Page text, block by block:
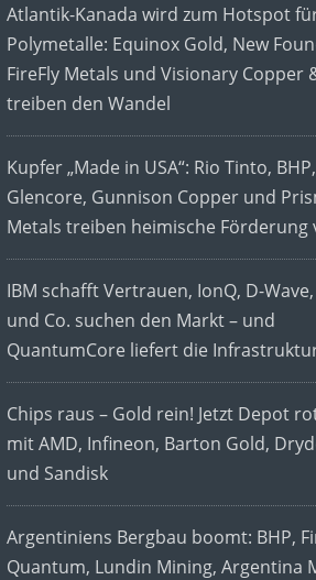
Atlantik-Kanada wird zum Hotspot
Polymetalle: Equinox Gold, New
FireFly Metals und Visionary Copper
treiben den Wandel
Kupfer „Made in USA“: Rio Tinto, BHP,
Glencore, Gunnison Copper und
Metals treiben heimische Förderung
IBM schafft Vertrauen, IonQ, D-
und Co. suchen den Markt – und
QuantumCore liefert die
Chips raus – Gold rein! Jetzt Depot
mit AMD, Infineon, Barton Gold,
und Sandisk
Argentiniens Bergbau boomt: BHP,
Quantum, Lundin Mining, Argentina